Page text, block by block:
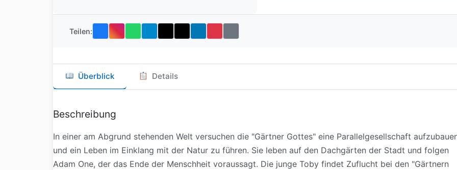
Teilen:
Überblick Details
Beschreibung
In einer am Abgrund stehenden Welt versuchen die "Gärtner Gottes" eine Parallelgesellschaft
und ein Leben im Einklang mit der Natur zu führen. Sie leben auf den Dachgärten der Stadt und folgen
Adam One, der das Ende der Menschheit voraussagt. Die junge Toby findet Zuflucht bei den "Gärtnern